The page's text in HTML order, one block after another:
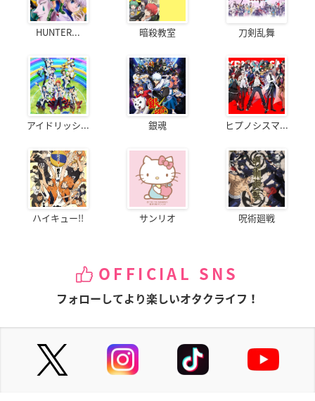
HUNTER... 暗殺教室 刀剣乱舞
アイドリッシ... 銀魂 ヒプノシスマ...
ハイキュー!! サンリオ 呪術廻戦
OFFICIAL SNS
フォローしてより楽しいオタクライフ！